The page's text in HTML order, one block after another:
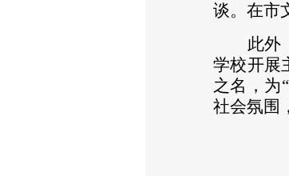
谈。在市
此外
学校开展
之名，为
社会氛围